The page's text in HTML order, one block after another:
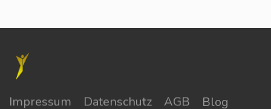
Impressum Datenschutz AGB Blog